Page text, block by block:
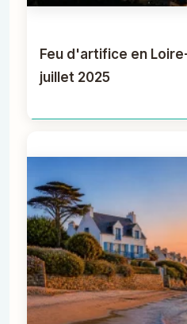
Feu d'artifice en
juillet 2025